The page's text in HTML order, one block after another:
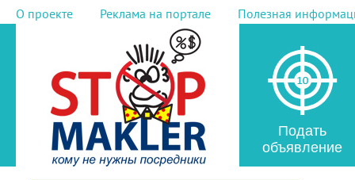
О проекте Реклама на портале Полезная
Подать
объявление